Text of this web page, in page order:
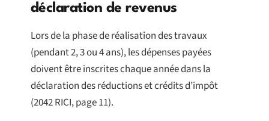
déclaration de revenus
Lors de la phase de réalisation des travaux
(pendant 2, 3 ou 4 ans), les dépenses payées
doivent être inscrites chaque année dans la
déclaration des réductions et crédits d’impôt
(2042 RICI, page 11).